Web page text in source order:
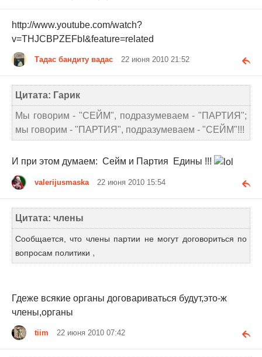
http://www.youtube.com/watch?
v=THJCBPZEFbI&feature=related
Тадас бандиту вадас 22 июня 2010 21:52
Цитата: Гарик
Мы говорим - "СЕЙМ", подразумеваем - "ПАРТИЯ";
мы говорим - "ПАРТИЯ", подразумеваем - "СЕЙМ"!!!
И при этом думаем: Сейм и Партия Едины !!!
valerijusmaska 22 июня 2010 15:54
Цитата: члены
Сообщается, что члены партии не могут договориться по
вопросам политики ,
Гдеже всякие органы договариваться будут,это-ж
члены,органы
tiim 22 июня 2010 07:42